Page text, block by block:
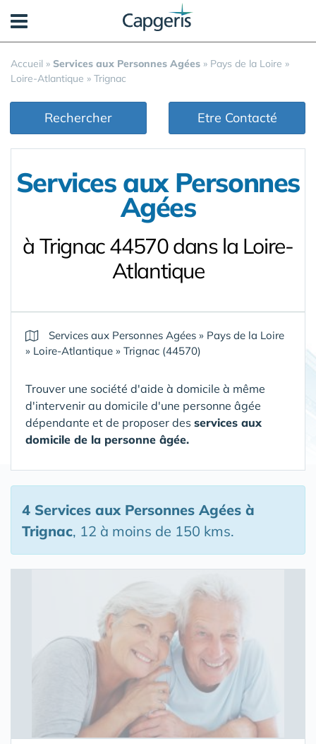
Accueil » Services aux Personnes Agées » Pays de la Loire »
Loire-Atlantique » Trignac
Rechercher Etre Contacté
Services aux Personnes
Agées
à Trignac 44570 dans la Loire-
Atlantique
Services aux Personnes Agées » Pays de la Loire
» Loire-Atlantique » Trignac (44570)
Trouver une société d'aide à domicile à même
d'intervenir au domicile d'une personne âgée
dépendante et de proposer des services aux
domicile de la personne âgée.
4 Services aux Personnes Agées à
Trignac, 12 à moins de 150 kms.